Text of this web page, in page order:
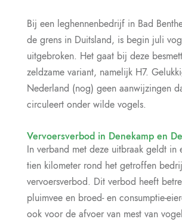
Bij een leghennenbedrijf in Bad
de grens in Duitsland, is begin juli
uitgebroken. Het gaat bij deze
zeldzame variant, namelijk H7.
Nederland (nog) geen aanwijzingen
circuleert onder wilde vogels.
Vervoersverbod in Denekamp en
In verband met deze uitbraak geldt in
tien kilometer rond het getroffen
vervoersverbod. Dit verbod heeft
pluimvee en broed- en consumptie-
ook voor de afvoer van mest van